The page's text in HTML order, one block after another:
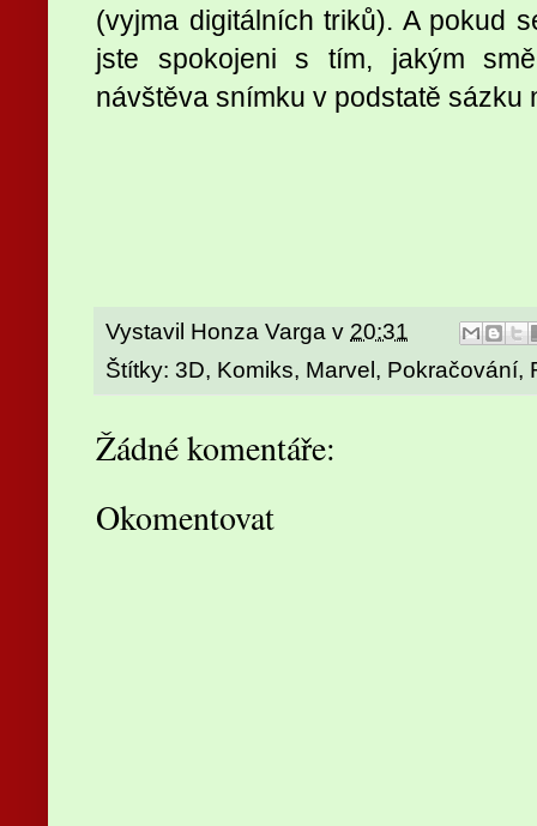
(vyjma digitálních triků). A pokud
jste spokojeni s tím, jakým
návštěva snímku v podstatě sázku
Vystavil Honza Varga v 20:31
Štítky: 3D, Komiks, Marvel, Pokračování,
Žádné komentáře:
Okomentovat